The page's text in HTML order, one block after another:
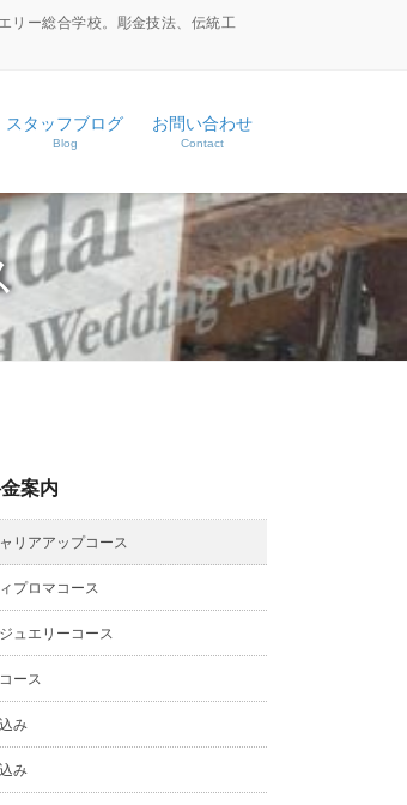
リー総合学校。彫金技法、伝統工
スタッフブログ
Blog
お問い合わせ
Contact
案内
リアアップコース
プロマコース
ュエリーコース
ース
み
み